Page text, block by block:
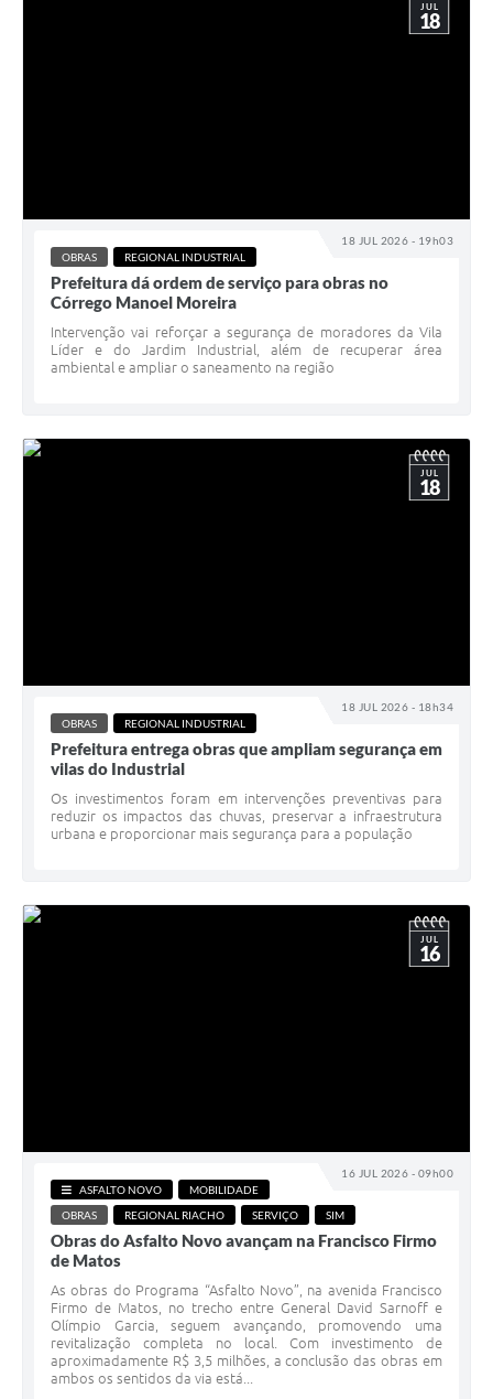
18 JUL 2026 - 19h03
JUL
18
OBRAS REGIONAL INDUSTRIAL
Prefeitura dá ordem de serviço para obras no
Córrego Manoel Moreira
Intervenção vai reforçar a segurança de moradores da Vila
Líder e do Jardim Industrial, além de recuperar área
ambiental e ampliar o saneamento na região
18 JUL 2026 - 18h34
JUL
18
OBRAS REGIONAL INDUSTRIAL
Prefeitura entrega obras que ampliam segurança em
vilas do Industrial
Os investimentos foram em intervenções preventivas para
reduzir os impactos das chuvas, preservar a infraestrutura
urbana e proporcionar mais segurança para a população
16 JUL 2026 - 09h00
JUL
16
ASFALTO NOVO
MOBILIDADE
OBRAS
REGIONAL RIACHO SERVIÇO SIM
Obras do Asfalto Novo avançam na Francisco Firmo
de Matos
As obras do Programa “Asfalto Novo”, na avenida Francisco
Firmo de Matos, no trecho entre General David Sarnoff e
Olímpio Garcia, seguem avançando, promovendo uma
revitalização completa no local. Com investimento de
aproximadamente R$ 3,5 milhões, a conclusão das obras em
ambos os sentidos da via está...